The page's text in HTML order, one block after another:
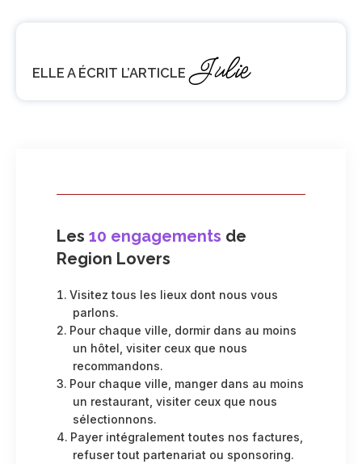
ELLE A ÉCRIT L’ARTICLE Julie
Les 10 engagements de
Region Lovers
Visitez tous les lieux dont nous vous
parlons.
Pour chaque ville, dormir dans au moins
un hôtel, visiter ceux que nous
recommandons.
Pour chaque ville, manger dans au moins
un restaurant, visiter ceux que nous
sélectionnons.
Payer intégralement toutes nos factures,
refuser tout partenariat ou sponsoring.